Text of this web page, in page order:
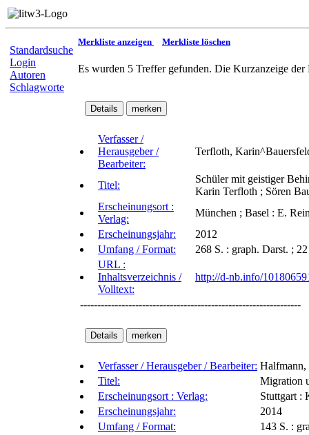
Standardsuche
Login
Autoren
Schlagworte
Merkliste anzeigen Merkliste löschen
Es wurden 5 Treffer gefunden. Die Kurzanzeige der
Verfasser /
Herausgeber /
Bearbeiter:
Terfloth,
Titel:
Schüler mit geistiger
Karin Terfloth ; Sören
Erscheinungsort :
Verlag:
München ; Basel : E.
Erscheinungsjahr:
2012
Umfang / Format:
268 S. : graph. Darst. ;
URL :
Inhaltsverzeichnis /
Volltext:
http://d-nb.info/
----------------------------------------------------------------
Verfasser / Herausgeber / Bearbeiter:
Titel:
Migration
Erscheinungsort : Verlag:
Stuttgart :
Erscheinungsjahr:
2014
Umfang / Format:
143 S. :